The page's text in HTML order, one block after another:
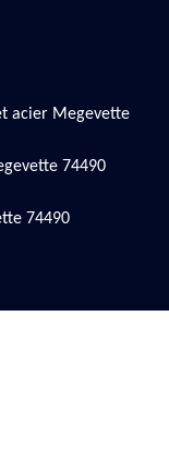
acier Megevette
74490
74490